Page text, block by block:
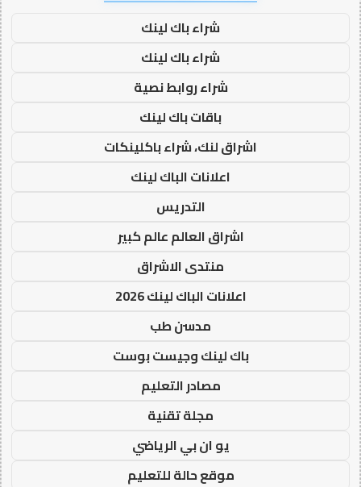
شراء باك لينك
شراء باك لينك
شراء روابط نصية
باقات باك لينك
اشراق لنك، شراء باكلينكات
اعلانات الباك لينك
التدريس
اشراق العالم عالم كبير
منتدى الاشراق
اعلانات الباك لينك 2026
مدسن طب
باك لينك وجيست بوست
مصادر التعليم
مجلة تقنية
يو ان بي الرياضي
موقع حالة للتعليم